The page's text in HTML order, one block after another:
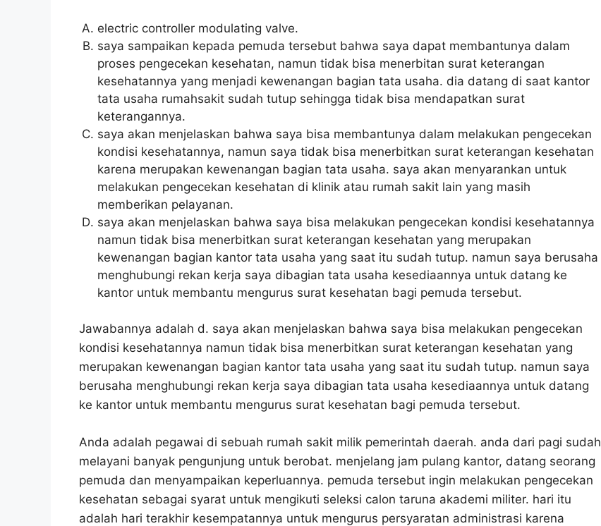
electric controller modulating valve.
saya sampaikan kepada pemuda tersebut bahwa saya dapat membantunya dalam
proses pengecekan kesehatan, namun tidak bisa menerbitan surat keterangan
kesehatannya yang menjadi kewenangan bagian tata usaha. dia datang di saat kantor
tata usaha rumahsakit sudah tutup sehingga tidak bisa mendapatkan surat
keterangannya.
saya akan menjelaskan bahwa saya bisa membantunya dalam melakukan pengecekan
kondisi kesehatannya, namun saya tidak bisa menerbitkan surat keterangan kesehatan
karena merupakan kewenangan bagian tata usaha. saya akan menyarankan untuk
melakukan pengecekan kesehatan di klinik atau rumah sakit lain yang masih
memberikan pelayanan.
saya akan menjelaskan bahwa saya bisa melakukan pengecekan kondisi kesehatannya
namun tidak bisa menerbitkan surat keterangan kesehatan yang merupakan
kewenangan bagian kantor tata usaha yang saat itu sudah tutup. namun saya berusaha
menghubungi rekan kerja saya dibagian tata usaha kesediaannya untuk datang ke
kantor untuk membantu mengurus surat kesehatan bagi pemuda tersebut.
Jawabannya adalah d. saya akan menjelaskan bahwa saya bisa melakukan pengecekan
kondisi kesehatannya namun tidak bisa menerbitkan surat keterangan kesehatan yang
merupakan kewenangan bagian kantor tata usaha yang saat itu sudah tutup. namun saya
berusaha menghubungi rekan kerja saya dibagian tata usaha kesediaannya untuk datang
ke kantor untuk membantu mengurus surat kesehatan bagi pemuda tersebut.
Anda adalah pegawai di sebuah rumah sakit milik pemerintah daerah. anda dari pagi sudah
melayani banyak pengunjung untuk berobat. menjelang jam pulang kantor, datang seorang
pemuda dan menyampaikan keperluannya. pemuda tersebut ingin melakukan pengecekan
kesehatan sebagai syarat untuk mengikuti seleksi calon taruna akademi militer. hari itu
adalah hari terakhir kesempatannya untuk mengurus persyaratan administrasi karena